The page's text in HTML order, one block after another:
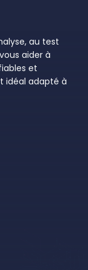
au test
aider à
et
idéal adapté à